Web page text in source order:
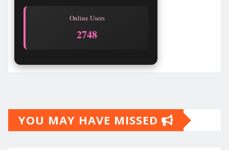
Online Users
2748
YOU MAY HAVE MISSED